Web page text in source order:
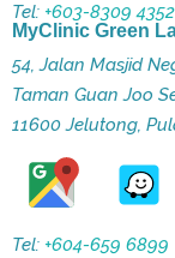
Tel: +603-8309 4352
MyClinic Green
54, Jalan Masjid
Taman Guan Joo
11600 Jelutong,
Tel: +604-659 6899